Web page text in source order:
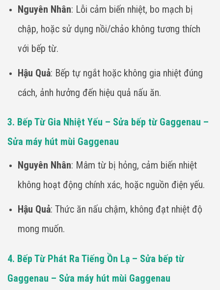
Nguyên Nhân: Lỗi cảm biến nhiệt, bo mạch bị
chập, hoặc sử dụng nồi/chảo không tương thích
với bếp từ.
Hậu Quả: Bếp tự ngắt hoặc không gia nhiệt đúng
cách, ảnh hưởng đến hiệu quả nấu ăn.
3. Bếp Từ Gia Nhiệt Yếu – Sửa bếp từ Gaggenau –
Sửa máy hút mùi Gaggenau
Nguyên Nhân: Mâm từ bị hỏng, cảm biến nhiệt
không hoạt động chính xác, hoặc nguồn điện yếu.
Hậu Quả: Thức ăn nấu chậm, không đạt nhiệt độ
mong muốn.
4. Bếp Từ Phát Ra Tiếng Ồn Lạ – Sửa bếp từ
Gaggenau – Sửa máy hút mùi Gaggenau